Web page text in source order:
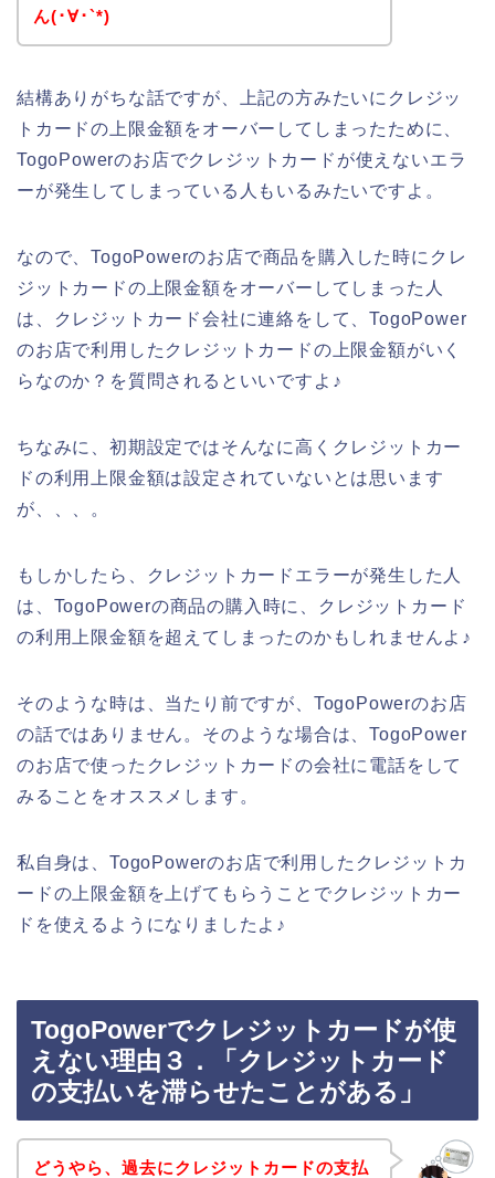
ん(･∀･`*)
結構ありがちな話ですが、上記の方みたいにクレジッ
トカードの上限金額をオーバーしてしまったために、
TogoPowerのお店でクレジットカードが使えないエラ
ーが発生してしまっている人もいるみたいですよ。
なので、TogoPowerのお店で商品を購入した時にクレ
ジットカードの上限金額をオーバーしてしまった人
は、クレジットカード会社に連絡をして、TogoPower
のお店で利用したクレジットカードの上限金額がいく
らなのか？を質問されるといいですよ♪
ちなみに、初期設定ではそんなに高くクレジットカー
ドの利用上限金額は設定されていないとは思います
が、、、。
もしかしたら、クレジットカードエラーが発生した人
は、TogoPowerの商品の購入時に、クレジットカード
の利用上限金額を超えてしまったのかもしれませんよ♪
そのような時は、当たり前ですが、TogoPowerのお店
の話ではありません。そのような場合は、TogoPower
のお店で使ったクレジットカードの会社に電話をして
みることをオススメします。
私自身は、TogoPowerのお店で利用したクレジットカ
ードの上限金額を上げてもらうことでクレジットカー
ドを使えるようになりましたよ♪
TogoPowerでクレジットカードが使
えない理由３．「クレジットカード
の支払いを滞らせたことがある」
どうやら、過去にクレジットカードの支払